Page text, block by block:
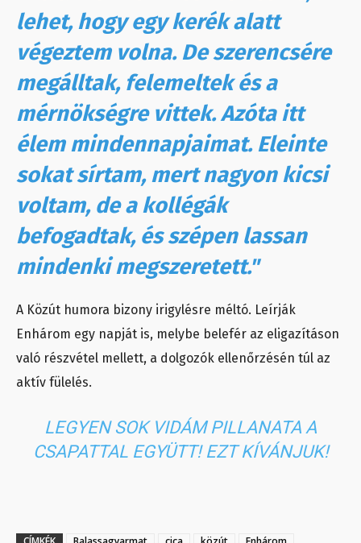
lehet, hogy egy kerék alatt
végeztem volna. De szerencsére
megálltak, felemeltek és a
mérnökségre vittek. Azóta itt
élem mindennapjaimat. Eleinte
sokat sírtam, mert nagyon kicsi
voltam, de a kollégák
befogadtak, és szépen lassan
mindenki megszeretett."
A Közút humora bizony irigylésre méltó. Leírják
Enhárom egy napját is, melybe belefér az eligazításon
való részvétel mellett, a dolgozók ellenőrzésén túl az
aktív fülelés.
LEGYEN SOK VIDÁM PILLANATA A
CSAPATTAL EGYÜTT! EZT KÍVÁNJUK!